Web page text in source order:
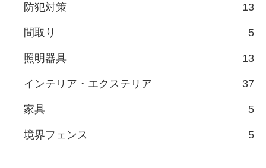
防犯対策 13
間取り 5
照明器具 13
インテリア・エクステリア 37
家具 5
境界フェンス 5